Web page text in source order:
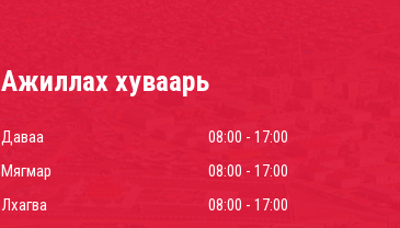
Ажиллах хуваарь
Даваа
08:00 - 17:00
Мягмар
08:00 - 17:00
Лхагва
08:00 - 17:00